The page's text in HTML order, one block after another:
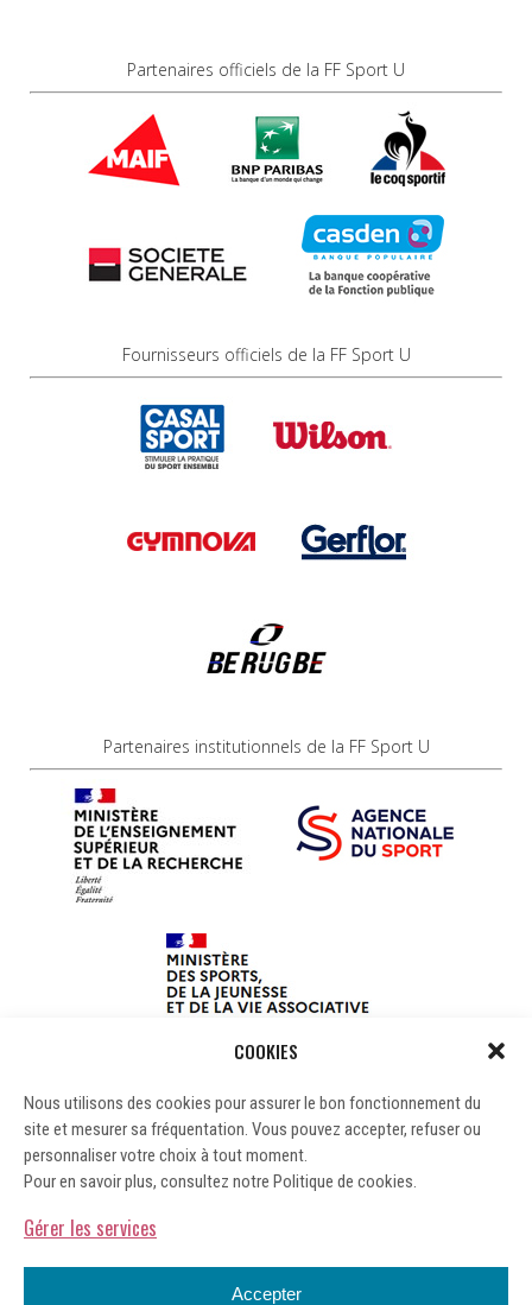
COOKIES
Nous utilisons des cookies pour assurer le bon fonctionnement du
site et mesurer sa fréquentation. Vous pouvez accepter, refuser ou
personnaliser votre choix à tout moment.
Pour en savoir plus, consultez notre Politique de cookies.
Gérer les services
Accepter
Partenaires officiels de la FF Sport U
Fournisseurs officiels de la FF Sport U
Partenaires institutionnels de la FF Sport U